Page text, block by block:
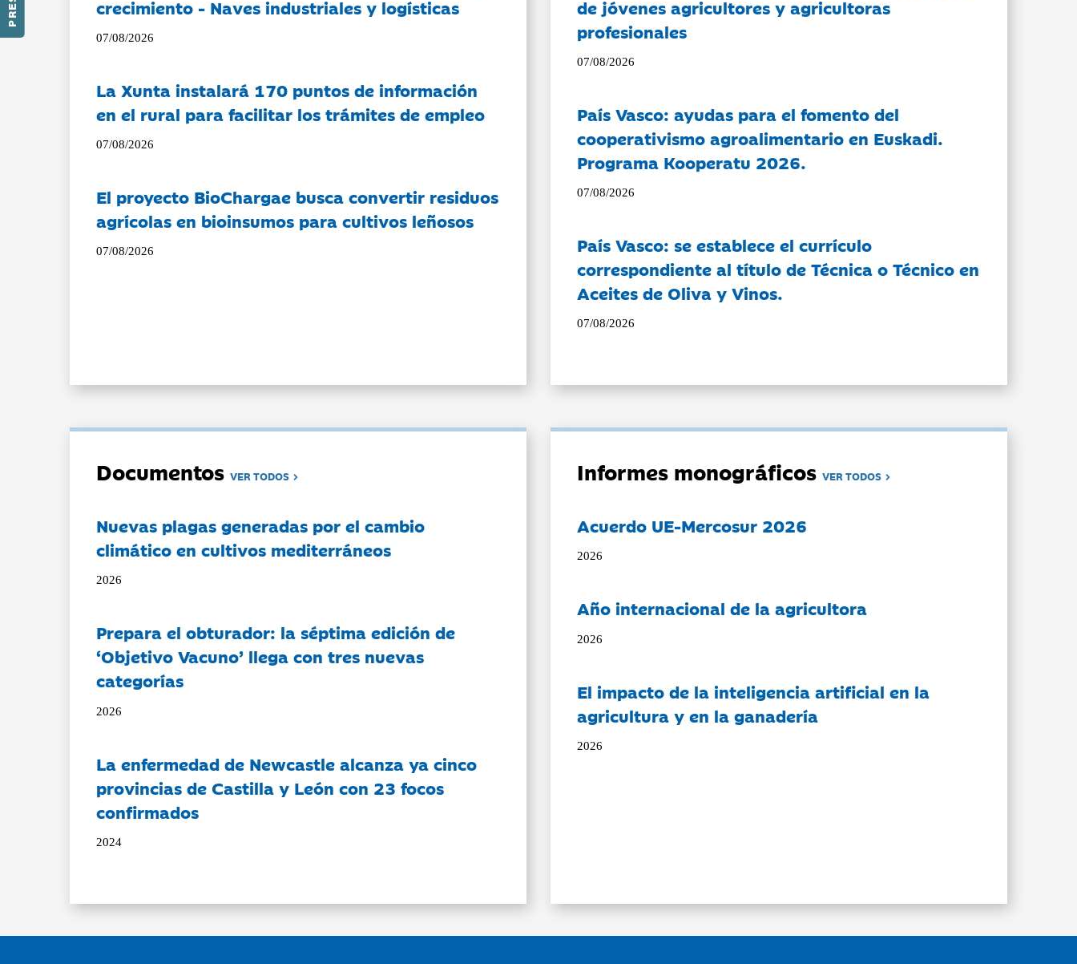
crecimiento - Naves industriales y logísticas
07/08/2026
La Xunta instalará 170 puntos de información
en el rural para facilitar los trámites de empleo
07/08/2026
El proyecto BioChargae busca convertir residuos
agrícolas en bioinsumos para cultivos leñosos
07/08/2026
de jóvenes agricultores y agricultoras
profesionales
07/08/2026
País Vasco: ayudas para el fomento del
cooperativismo agroalimentario en Euskadi.
Programa Kooperatu 2026.
07/08/2026
País Vasco: se establece el currículo
correspondiente al título de Técnica o Técnico en
Aceites de Oliva y Vinos.
07/08/2026
DocumentosVER TODOS
Nuevas plagas generadas por el cambio
climático en cultivos mediterráneos
2026
Prepara el obturador: la séptima edición de
‘Objetivo Vacuno’ llega con tres nuevas
categorías
2026
La enfermedad de Newcastle alcanza ya cinco
provincias de Castilla y León con 23 focos
confirmados
2024
Informes monográficosVER TODOS
Acuerdo UE-Mercosur 2026
2026
Año internacional de la agricultora
2026
El impacto de la inteligencia artificial en la
agricultura y en la ganadería
2026